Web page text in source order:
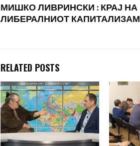
МИШКО ЛИВРИНСКИ : КРАЈ НА
ЛИБЕРАЛНИОТ КАПИТАЛИЗАМ
RELATED POSTS